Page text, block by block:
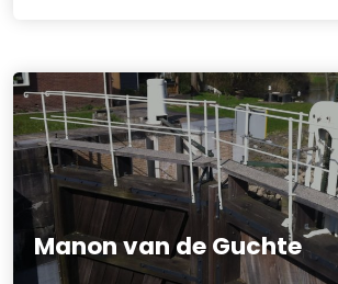
Manon van de Guchte